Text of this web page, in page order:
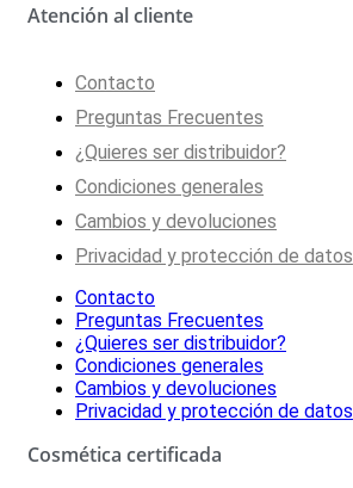
Atención al cliente
Contacto
Preguntas Frecuentes
¿Quieres ser distribuidor?
Condiciones generales
Cambios y devoluciones
Privacidad y protección de datos
Contacto
Preguntas Frecuentes
¿Quieres ser distribuidor?
Condiciones generales
Cambios y devoluciones
Privacidad y protección de datos
Cosmética certificada